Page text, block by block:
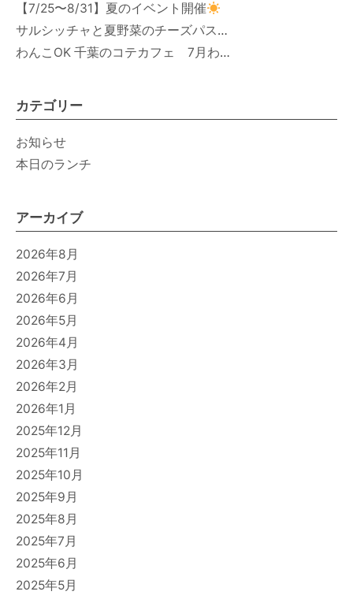
【7/25〜8/31】夏のイベント開催
サルシッチャと夏野菜のチーズパスタ期間限定新メニュー登場！
わんこOK 千葉のコテカフェ 7月わんこの日 白身魚とカラフルやさいのオムレツ
カテゴリー
お知らせ
本日のランチ
アーカイブ
2026年8月
2026年7月
2026年6月
2026年5月
2026年4月
2026年3月
2026年2月
2026年1月
2025年12月
2025年11月
2025年10月
2025年9月
2025年8月
2025年7月
2025年6月
2025年5月